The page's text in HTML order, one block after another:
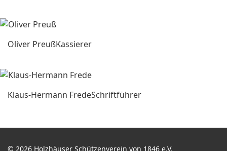
Oliver PreußKassierer
Klaus-Hermann FredeSchriftführer
© 2026 Holzhäuser Schützenverein von 1846 e.V.